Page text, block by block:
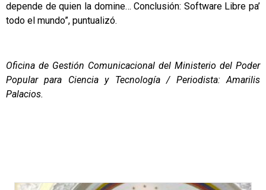
depende de quien la domine… Conclusión: Software Libre pa’
todo el mundo”, puntualizó.
Oficina de Gestión Comunicacional del Ministerio del Poder
Popular para Ciencia y Tecnología / Periodista: Amarilis
Palacios.